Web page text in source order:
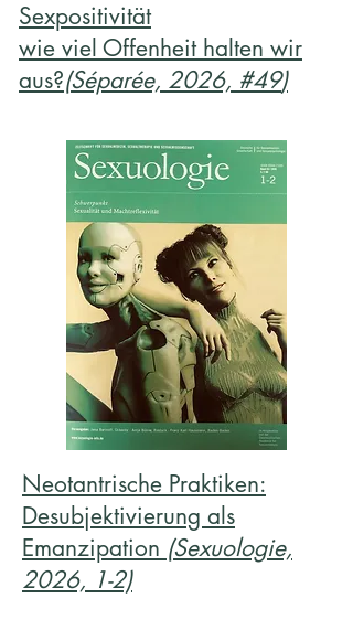
Sexpositivität
wie viel Offenheit halten wir
aus?(Séparée, 2026, #49)
Neotantrische Praktiken:
Desubjektivierung als
Emanzipation (Sexuologie,
2026, 1-2)